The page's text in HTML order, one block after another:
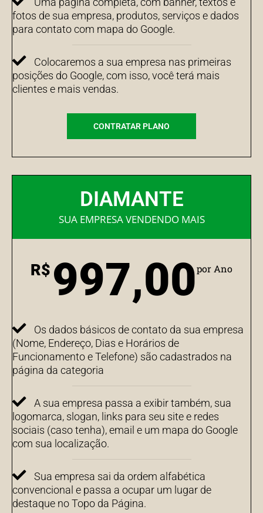
fotos de sua empresa, produtos, serviços e dados
para contato com mapa do Google.
Colocaremos a sua empresa nas primeiras
posições do Google, com isso, você terá mais
clientes e mais vendas.
CONTRATAR PLANO
DIAMANTE
SUA EMPRESA VENDENDO MAIS
R$ 997,00por Ano
Os dados básicos de contato da sua empresa
(Nome, Endereço, Dias e Horários de
Funcionamento e Telefone) são cadastrados na
página da categoria
A sua empresa passa a exibir também, sua
logomarca, slogan, links para seu site e redes
sociais (caso tenha), email e um mapa do Google
com sua localização.
Sua empresa sai da ordem alfabética
convencional e passa a ocupar um lugar de
destaque no Topo da Página.